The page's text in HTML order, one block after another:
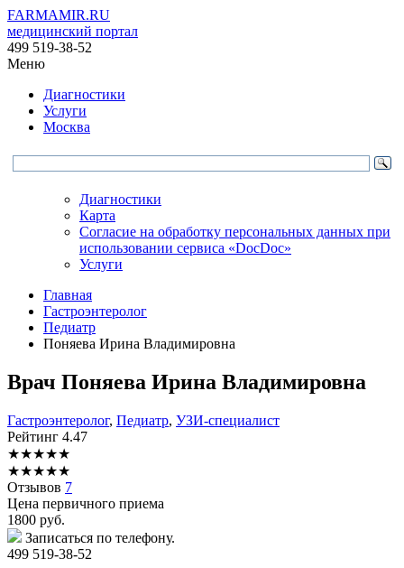
FARMAMIR.RU
медицинский портал
499 519-38-52
Меню
Диагностики
Услуги
Москва
Диагностики
Карта
Согласие на обработку персональных данных при
использовании сервиса «DocDoc»
Услуги
Главная
Гастроэнтеролог
Педиатр
Поняева Ирина Владимировна
Врач Поняева Ирина Владимировна
Гастроэнтеролог, Педиатр, УЗИ-специалист
Рейтинг 4.47
★★★★★
★★★★★
Отзывов 7
Цена первичного приема
1800 руб.
Записаться по телефону.
499 519-38-52